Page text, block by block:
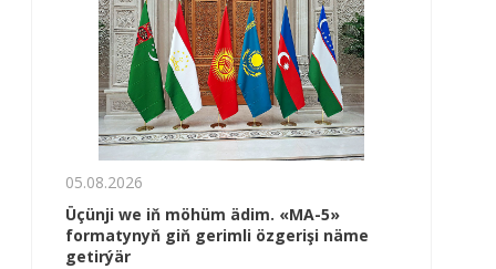
05.08.2026
Üçünji we iň möhüm ädim. «MA-5»
formatynyň giň gerimli özgerişi näme
getirýär